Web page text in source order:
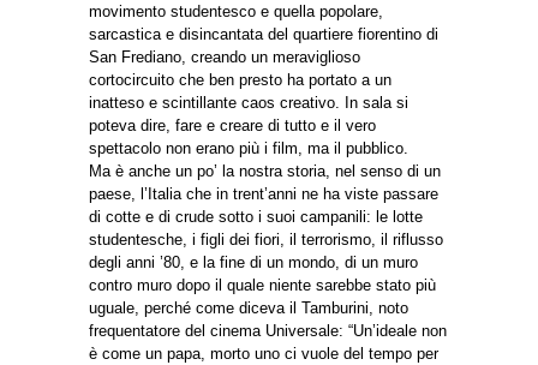
movimento studentesco e quella popolare,
sarcastica e disincantata del quartiere fiorentino di
San Frediano, creando un meraviglioso
cortocircuito che ben presto ha portato a un
inatteso e scintillante caos creativo. In sala si
poteva dire, fare e creare di tutto e il vero
spettacolo non erano più i film, ma il pubblico.
Ma è anche un po’ la nostra storia, nel senso di un
paese, l’Italia che in trent’anni ne ha viste passare
di cotte e di crude sotto i suoi campanili: le lotte
studentesche, i figli dei fiori, il terrorismo, il riflusso
degli anni ’80, e la fine di un mondo, di un muro
contro muro dopo il quale niente sarebbe stato più
uguale, perché come diceva il Tamburini, noto
frequentatore del cinema Universale: “Un’ideale non
è come un papa, morto uno ci vuole del tempo per